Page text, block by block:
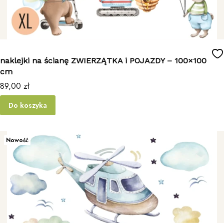
naklejki na ścianę ZWIERZĄTKA i POJAZDY – 100×100
cm
Cena
89,00 zł
Do koszyka
Nowość